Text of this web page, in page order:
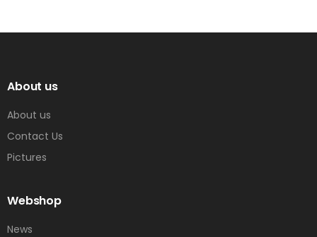
About us
About us
Contact Us
Pictures
Webshop
News